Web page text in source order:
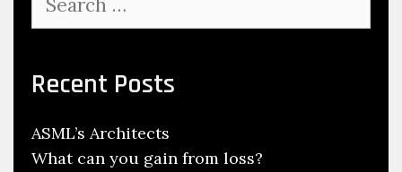
for:
Recent Posts
ASML’s Architects
What can you gain from loss?